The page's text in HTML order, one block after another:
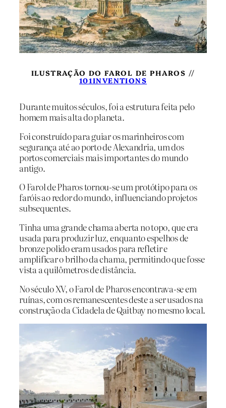
ILUSTRAÇÃO DO FAROL DE PHAROS //
101INVENTIONS
Durante muitos séculos, foi a estrutura feita pelo
homem mais alta do planeta.
Foi construído para guiar os marinheiros com
segurança até ao porto de Alexandria, um dos
portos comerciais mais importantes do mundo
antigo.
O Farol de Pharos tornou-se um protótipo para os
faróis ao redor do mundo, influenciando projetos
subsequentes.
Tinha uma grande chama aberta no topo, que era
usada para produzir luz, enquanto espelhos de
bronze polido eram usados para refletir e
amplificar o brilho da chama, permitindo que fosse
vista a quilômetros de distância.
No século XV, o Farol de Pharos encontrava-se em
ruínas, com os remanescentes deste a ser usados na
construção da Cidadela de Qaitbay no mesmo local.